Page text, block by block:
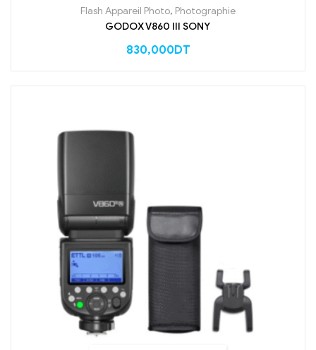
Flash Appareil Photo, Photographie
GODOX V860 III SONY
830,000DT